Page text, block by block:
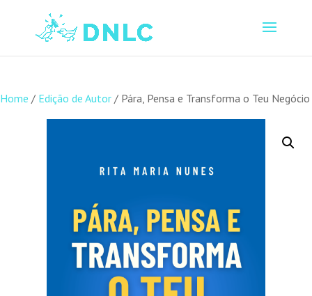
Home / Edição de Autor / Pára, Pensa e Transforma o Teu Negócio